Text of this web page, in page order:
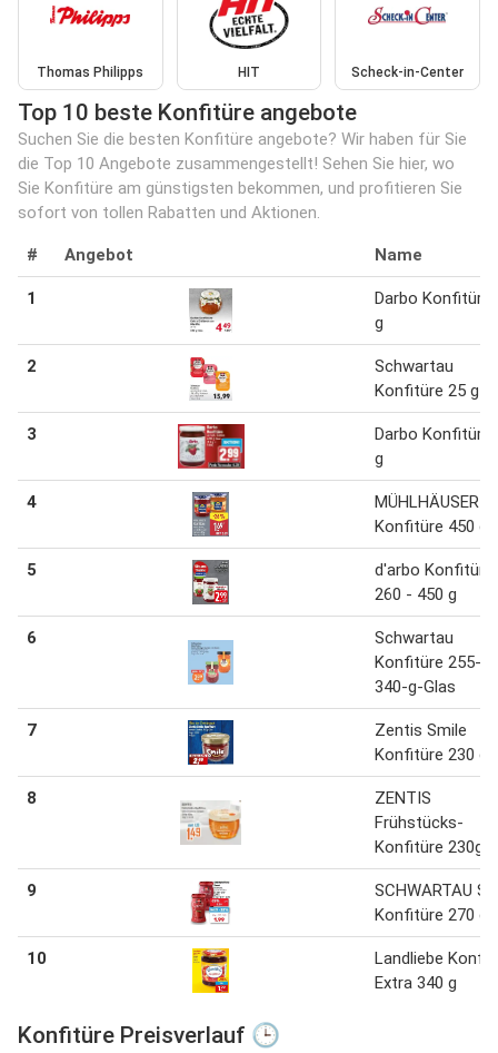
Thomas Philipps HIT Scheck-in-Center
Top 10 beste Konfitüre angebote
Suchen Sie die besten Konfitüre angebote? Wir haben für Sie
die Top 10 Angebote zusammengestellt! Sehen Sie hier, wo
Sie Konfitüre am günstigsten bekommen, und profitieren Sie
sofort von tollen Rabatten und Aktionen.
# Angebot Name
1
Darbo Konfitüre
g
2
Schwartau
Konfitüre 25 g
3
Darbo Konfitüre
g
4
MÜHLHÄUSER
Konfitüre 450 g
5
d'arbo Konfitüre
260 - 450 g
6
Schwartau
Konfitüre 255-g
340-g-Glas
7
Zentis Smile
Konfitüre 230 g
8
ZENTIS
Frühstücks-
Konfitüre 230g
9
SCHWARTAU
Konfitüre 270 g
10
Landliebe
Extra 340 g
Konfitüre Preisverlauf 🕒